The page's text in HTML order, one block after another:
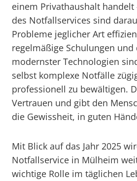
einem Privathaushalt handelt
des Notfallservices sind
Probleme jeglicher Art
regelmäßige Schulungen und
modernster Technologien
selbst komplexe Notfälle
professionell zu bewältigen.
Vertrauen und gibt den
die Gewissheit, in guten
Mit Blick auf das Jahr 2025
Notfallservice in Mülheim
wichtige Rolle im täglichen